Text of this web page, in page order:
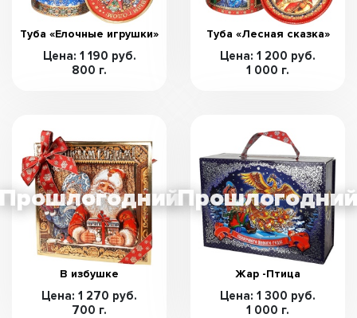
Туба «Елочные игрушки»
Цена: 1 190 руб.
800 г.
Туба «Лесная сказка»
Цена: 1 200 руб.
1 000 г.
В избушке
Цена: 1 270 руб.
700 г.
Жар -Птица
Цена: 1 300 руб.
1 000 г.